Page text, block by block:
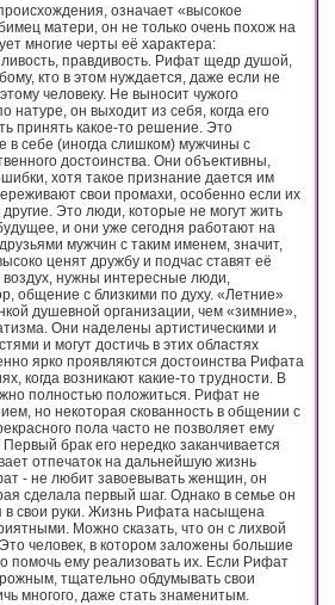
означает «высокое
матери, он не только очень похож на
многие черты её характера:
правдивость. Рифат щедр душой,
кто в этом нуждается, даже если не
человеку. Не выносит чужого
он выходит из себя, когда его
принять какое-то решение. Это
себе (иногда слишком) мужчины с
достоинства. Они объективны,
хотя такое признание дается им
свои промахи, особенно если их
Это люди, которые не могут жить
и они уже сегодня работают на
мужчин с таким именем, значит,
ценят дружбу и подчас ставят её
нужны интересные люди,
общение с близкими по духу. «Летние»
душевной организации, чем «зимние»,
Они наделены артистическими и
и могут достичь в этих областях
ярко проявляются достоинства Рифата
когда возникают какие-то трудности. В
полностью положиться. Рифат не
но некоторая скованность в общении с
пола часто не позволяет ему
брак его нередко заканчивается
отпечаток на дальнейшую жизнь
- не любит завоевывать женщин, он
сделала первый шаг. Однако в семье он
в свои руки. Жизнь Рифата насыщена
Можно сказать, что он с лихвой
человек, в котором заложены большие
помочь ему реализовать их. Если Рифат
тщательно обдумывать свои
многого, даже стать знаменитым.